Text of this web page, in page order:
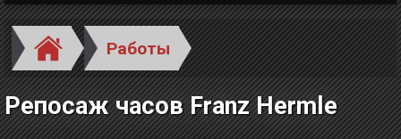
Работы
Репосаж часов Franz Hermle